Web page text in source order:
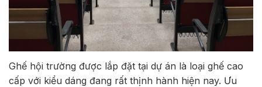
Ghế hội trường được lắp đặt tại dự án là loại ghế cao
cấp với kiểu dáng đang rất thịnh hành hiện nay. Ưu